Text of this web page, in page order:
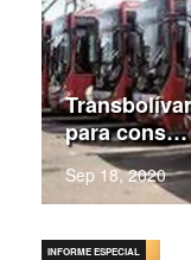
para cons…
Sep 18, 2020
INFORME ESPECIAL